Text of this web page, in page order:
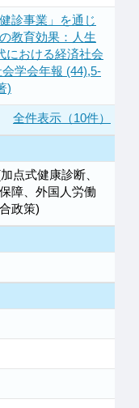
健診事業」を通じ
教育効果：人生
における経済社会
学会年報 (44),5-
)
全件表示（10件）
点式健康診断、
障、外国人労働
政策)